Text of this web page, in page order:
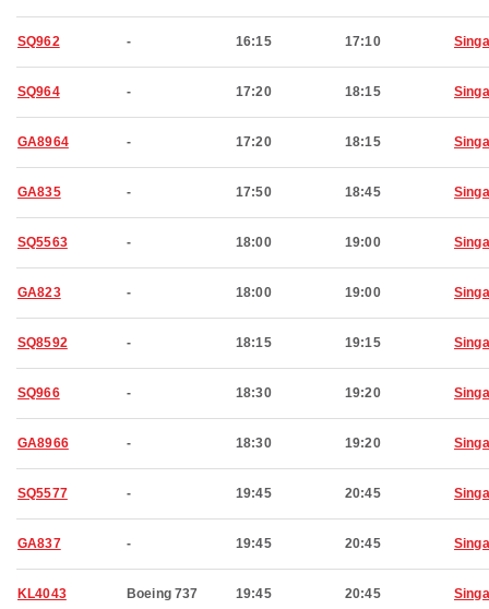
SQ962 - 16:15 17:10
SQ964 - 17:20 18:15
GA8964 - 17:20 18:15
GA835 - 17:50 18:45
SQ5563 - 18:00 19:00
GA823 - 18:00 19:00
SQ8592 - 18:15 19:15
SQ966 - 18:30 19:20
GA8966 - 18:30 19:20
SQ5577 - 19:45 20:45
GA837 - 19:45 20:45
KL4043 Boeing 737 19:45 20:45